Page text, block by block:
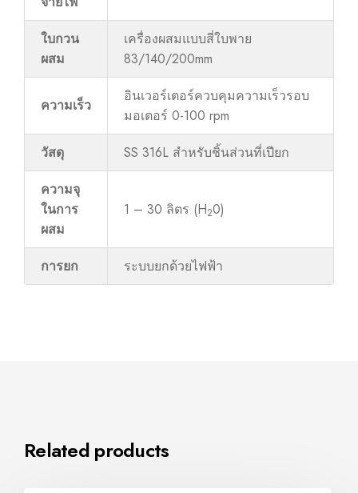
ใบกวน
ผสม
เครื่องผสมแบบสี่ใบพาย
83/140/200mm
ความเร็ว
อินเวอร์เตอร์ควบคุมความเร็วรอบ
มอเตอร์ 0-100 rpm
วัสดุ
SS 316L สำหรับชิ้นส่วนที่เปียก
ความจุ
ในการ
ผสม
1 – 30 ลิตร (H20)
การยก ระบบยกด้วยไฟฟ้า
Related products